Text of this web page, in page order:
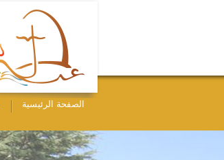
الصفحة الرئيسية